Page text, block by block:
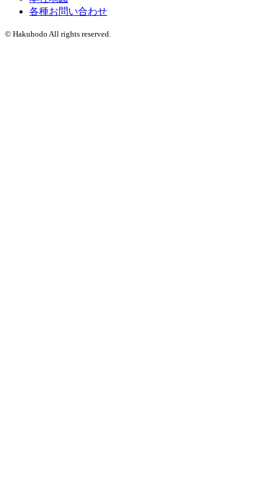
各種お問い合わせ
© Hakuhodo All rights reserved.